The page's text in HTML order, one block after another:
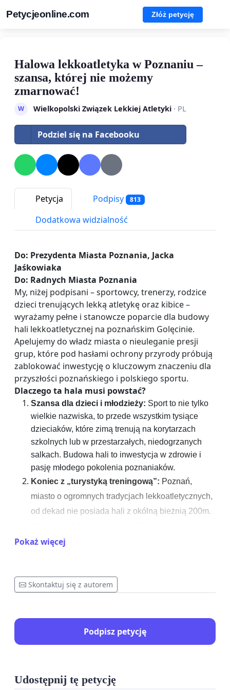
Petycjeonline.com Złóż petycję
Halowa lekkoatletyka w Poznaniu –
szansa, której nie możemy
zmarnować!
W Wielkopolski Związek Lekkiej Atletyki· PL
Podziel się na Facebooku
Petycja Podpisy 813
Dodatkowa widzialność
Do: Prezydenta Miasta Poznania, Jacka
Jaśkowiaka
Do: Radnych Miasta Poznania
My, niżej podpisani – sportowcy, trenerzy, rodzice
dzieci trenujących lekką atletykę oraz kibice –
wyrażamy pełne i stanowcze poparcie dla budowy
hali lekkoatletycznej na poznańskim Golęcinie.
Apelujemy do władz miasta o nieuleganie presji
grup, które pod hasłami ochrony przyrody próbują
zablokować inwestycję o kluczowym znaczeniu dla
przyszłości poznańskiego i polskiego sportu.
Dlaczego ta hala musi powstać?
Szansa dla dzieci i młodzieży: Sport to nie tylko
wielkie nazwiska, to przede wszystkim tysiące
dzieciaków, które zimą trenują na korytarzach
szkolnych lub w przestarzałych, niedogrzanych
salkach. Budowa hali to inwestycja w zdrowie i
pasję młodego pokolenia poznaniaków.
Koniec z „turystyką treningową”: Poznań,
miasto o ogromnych tradycjach lekkoatletycznych,
od dekad nie posiada hali z okólną bieżnią 200m.
świata i Europy, zimą muszą wyjeżdżać do Spały,
Golęcin to dom sportu, nie tylko park:Od
kontynuacja rozwoju tego kompleksu.
Pokaż więcej
Skontaktuj się z autorem
Podpisz petycję
Udostępnij tę petycję